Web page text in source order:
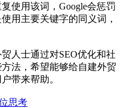
使用该词，Google会惩罚
用主要关键字的同义词，
人士通过对SEO优化和社
法，希望能够给自建外贸
带来帮助。
思考